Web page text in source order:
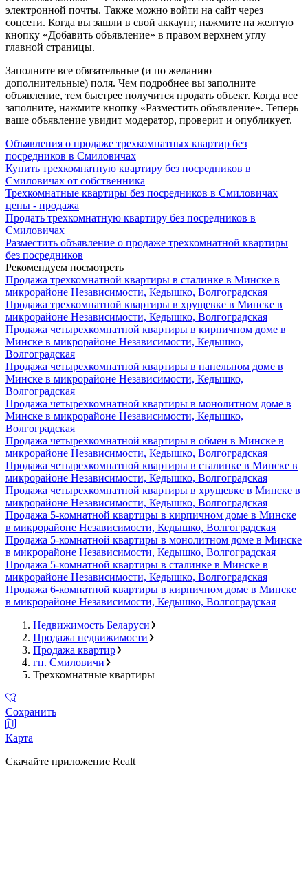
электронной почты. Также можно войти на сайт через
соцсети. Когда вы зашли в свой аккаунт, нажмите на желтую
кнопку «Добавить объявление» в правом верхнем углу
главной страницы.
Заполните все обязательные (и по желанию —
дополнительные) поля. Чем подробнее вы заполните
объявление, тем быстрее получится продать объект. Когда все
заполните, нажмите кнопку «Разместить объявление». Теперь
ваше объявление увидит модератор, проверит и опубликует.
Объявления о продаже трехкомнатных квартир без
посредников в Смиловичах
Купить трехкомнатную квартиру без посредников в
Смиловичах от собственника
Трехкомнатные квартиры без посредников в Смиловичах
цены - продажа
Продать трехкомнатную квартиру без посредников в
Смиловичах
Разместить объявление о продаже трехкомнатной квартиры
без посредников
Рекомендуем посмотреть
Продажа трехкомнатной квартиры в сталинке в Минске в
микрорайоне Независимости, Кедышко, Волгоградская
Продажа трехкомнатной квартиры в хрущевке в Минске в
микрорайоне Независимости, Кедышко, Волгоградская
Продажа четырехкомнатной квартиры в кирпичном доме в
Минске в микрорайоне Независимости, Кедышко,
Волгоградская
Продажа четырехкомнатной квартиры в панельном доме в
Минске в микрорайоне Независимости, Кедышко,
Волгоградская
Продажа четырехкомнатной квартиры в монолитном доме в
Минске в микрорайоне Независимости, Кедышко,
Волгоградская
Продажа четырехкомнатной квартиры в обмен в Минске в
микрорайоне Независимости, Кедышко, Волгоградская
Продажа четырехкомнатной квартиры в сталинке в Минске в
микрорайоне Независимости, Кедышко, Волгоградская
Продажа четырехкомнатной квартиры в хрущевке в Минске в
микрорайоне Независимости, Кедышко, Волгоградская
Продажа 5-комнатной квартиры в кирпичном доме в Минске
в микрорайоне Независимости, Кедышко, Волгоградская
Продажа 5-комнатной квартиры в монолитном доме в Минске
в микрорайоне Независимости, Кедышко, Волгоградская
Продажа 5-комнатной квартиры в сталинке в Минске в
микрорайоне Независимости, Кедышко, Волгоградская
Продажа 6-комнатной квартиры в кирпичном доме в Минске
в микрорайоне Независимости, Кедышко, Волгоградская
Недвижимость Беларуси
Продажа недвижимости
Продажа квартир
гп. Смиловичи
Трехкомнатные квартиры
Сохранить
Карта
Скачайте приложение Realt